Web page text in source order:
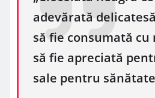
adevărată
să fie consumată cu
să fie apreciată
sale pentru